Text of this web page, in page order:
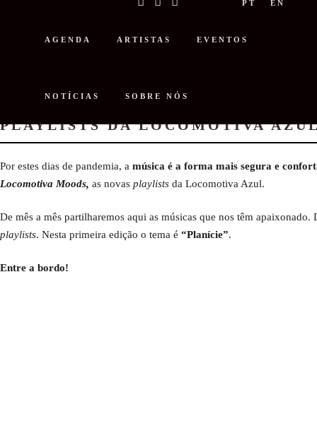
PT EN
AGENDA ARTISTAS EVENTOS
NOTÍCIAS SOBRE NÓS
PLAYLISTS DA LOCOMOTIVA
Por estes dias de pandemia, a música é a forma mais segura e
Locomotiva Moods, as novas playlists da Locomotiva Azul.
De mês a mês partilharemos aqui as músicas que nos têm
playlists. Nesta primeira edição o tema é “Planície”.
Entre a bordo!